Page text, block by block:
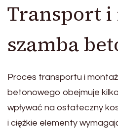
Transport i
szamba
Proces transportu i
betonowego obejmuje
wpływać na ostateczny
i ciężkie elementy